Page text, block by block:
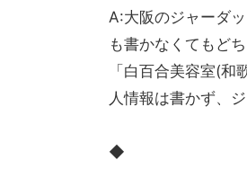
A:大阪のジャーダ
も書かなくてもど
「白百合美容室(
人情報は書かず、
◆